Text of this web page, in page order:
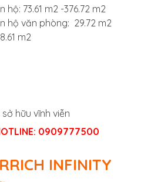
hộ: 73.61 m2 -376.72 m2
hộ văn phòng: 29.72 m2
m2
hữu vĩnh viễn
0909777500
INFINITY